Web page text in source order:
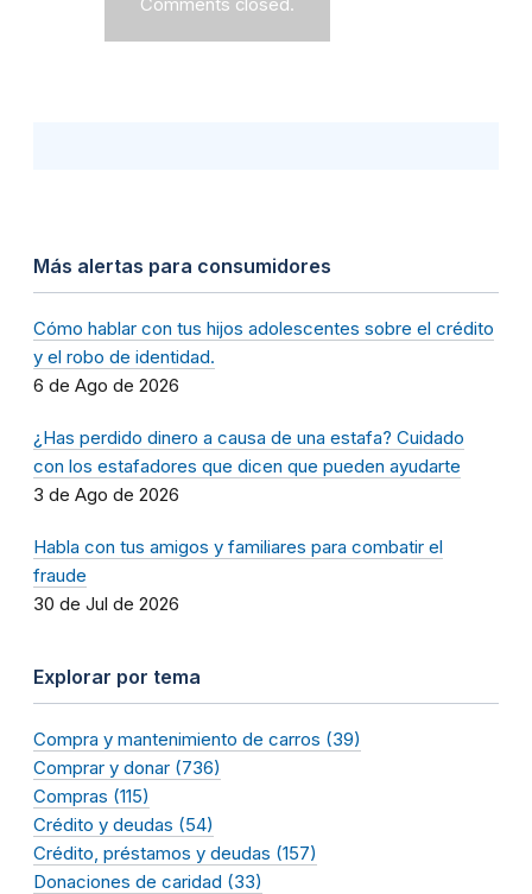
Comments closed.
Más alertas para consumidores
Cómo hablar con tus hijos adolescentes sobre el crédito
y el robo de identidad.
6 de Ago de 2026
¿Has perdido dinero a causa de una estafa? Cuidado
con los estafadores que dicen que pueden ayudarte
3 de Ago de 2026
Habla con tus amigos y familiares para combatir el
fraude
30 de Jul de 2026
Explorar por tema
Compra y mantenimiento de carros (39)
Comprar y donar (736)
Compras (115)
Crédito y deudas (54)
Crédito, préstamos y deudas (157)
Donaciones de caridad (33)